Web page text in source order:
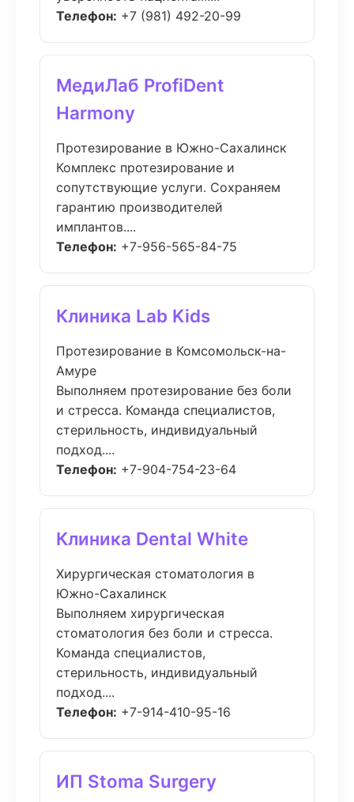
Телефон: +7 (981) 492-20-99
МедиЛаб ProfiDent
Harmony
Протезирование в Южно-Сахалинск
Комплекс протезирование и
сопутствующие услуги. Сохраняем
гарантию производителей
имплантов....
Телефон: +7-956-565-84-75
Клиника Lab Kids
Протезирование в Комсомольск-на-
Амуре
Выполняем протезирование без боли
и стресса. Команда специалистов,
стерильность, индивидуальный
подход....
Телефон: +7-904-754-23-64
Клиника Dental White
Хирургическая стоматология в
Южно-Сахалинск
Выполняем хирургическая
стоматология без боли и стресса.
Команда специалистов,
стерильность, индивидуальный
подход....
Телефон: +7-914-410-95-16
ИП Stoma Surgery